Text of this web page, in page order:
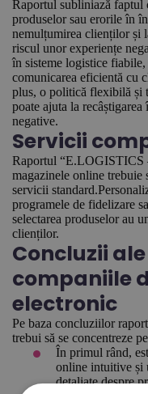
Raportul subliniază faptul
produselor sau erorile în
nemulțumirea clienților și
riscul unor experiențe
în sisteme logistice
comunicarea eficientă cu
plus, o politică flexibilă și
poate ajuta la
negative.
Servicii
Raportul “E.LOGISTICS
magazinele online trebuie
servicii
programele de fidelizare
selectarea produselor au
clienților.
Concluzii
companiile
electronic
Pe baza concluziilor
trebui să se concentreze
În primul rând,
online intuitive și
detaliate despre